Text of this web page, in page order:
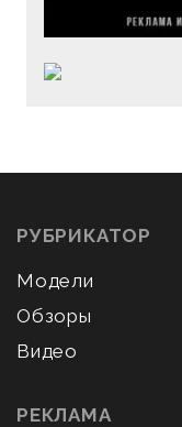
РУБРИКАТОР
Модели
Обзоры
Видео
РЕКЛАМА